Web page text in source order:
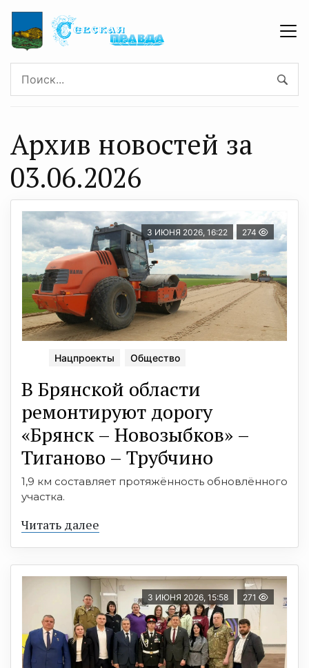
Архив новостей за
03.06.2026
3 ИЮНЯ 2026, 16:22 274
Нацпроекты Общество
В Брянской области
ремонтируют дорогу
«Брянск – Новозыбков» –
Тиганово – Трубчино
1,9 км составляет протяжённость обновлённого
участка.
Читать далее
3 ИЮНЯ 2026, 15:58 271